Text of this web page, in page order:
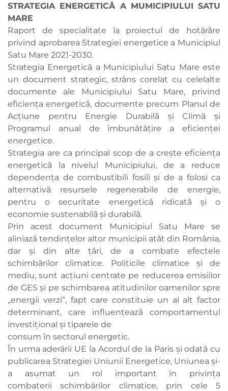
STRATEGIA ENERGETICĂ A MUMICIPIULUI SATU
MARE
Raport de specialitate la proiectul de hotărâre
privind aprobarea Strategiei energetice a Municipiul
Satu Mare 2021-2030.
Strategia Energetică a Municipiului Satu Mare este
un document strategic, strâns corelat cu celelalte
documente ale Municipiului Satu Mare, privind
eficiența energetică, documente precum Planul de
Acțiune pentru Energie Durabilă și Climă și
Programul anual de îmbunătățire a eficienței
energetice.
Strategia are ca principal scop de a crește eficiența
energetică la nivelul Municipiului, de a reduce
dependența de combustibili fosili și de a folosi ca
alternativă resursele regenerabile de energie,
pentru o securitate energetică ridicată și o
economie sustenabilă și durabilă.
Prin acest document Municipiul Satu Mare se
aliniază tendințelor altor municipii atât din România,
dar și din alte țări, de a combate efectele
schimbărilor climatice. Politicile climatice și de
mediu, sunt acțiuni centrate pe reducerea emisiilor
de GES și pe schimbarea atitudinilor oamenilor spre
„energii verzi”, fapt care constituie un al alt factor
determinant, care influențează comportamentul
investițional și tiparele de
consum în sectorul energetic.
În urma aderării UE la Acordul de la Paris și odată cu
publicarea Strategiei Uniunii Energetice, Uniunea și-
a asumat un rol important în privința
combaterii schimbărilor climatice, prin cele 5